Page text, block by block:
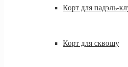
Корт для падэль-
Корт для сквошу